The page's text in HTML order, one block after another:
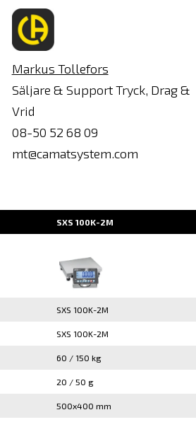
Markus Tollefors
Säljare & Support Tryck, Drag &
Vrid
08-50 52 68 09
mt@camatsystem.com
SXS 100K-2M
SXS 100K-2M
SXS 100K-2M
60 / 150 kg
20 / 50 g
500x400 mm